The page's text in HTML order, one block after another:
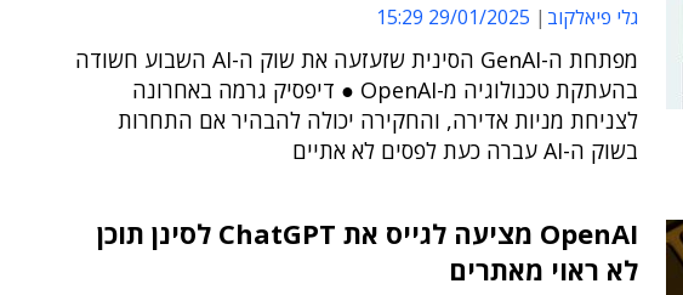
גלי פיאלקוב 29/01/2025 15:29
מפתחת ה-GenAI הסינית שזעזעה את שוק ה-AI השבוע חשודה
בהעתקת טכנולוגיה מ-OpenAI ● דיפסיק גרמה באחרונה
לצניחת מניות אדירה, והחקירה יכולה להבהיר אם התחרות
בשוק ה-AI עברה כעת לפסים לא אתיים
OpenAI מציעה לגייס את ChatGPT לסינן תוכן
לא ראוי מאתרים